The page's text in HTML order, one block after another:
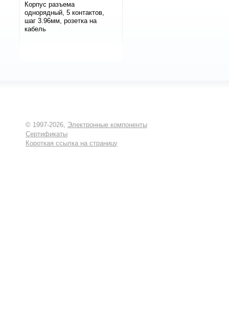
Корпус разъема
однорядный, 5 контактов,
шаг 3.96мм, розетка на
кабель
© 1997-2026, Электронные компоненты
Сертификаты
Короткая ссылка на страницу